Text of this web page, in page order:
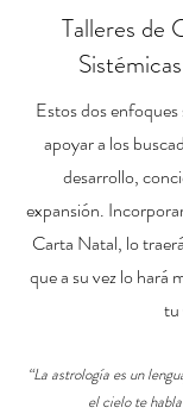
Talleres de
Estos dos
apoyar a los
desarrollo,
expansión.
Carta Natal, lo
que a su vez lo hará
tu
“La astrología es un
el cielo te